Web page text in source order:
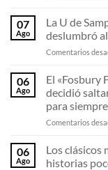
07
Ago
La U de
deslumbró
Comentarios
06
Ago
El «Fosbury
decidió
para
Comentarios
06
Ago
Los clásicos
historias